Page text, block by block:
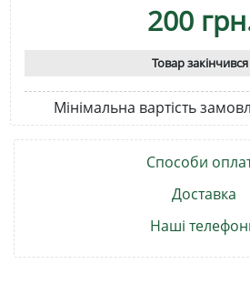
200
Товар закінчився
Мінімальна вартість
Способи
Доставка
Наші